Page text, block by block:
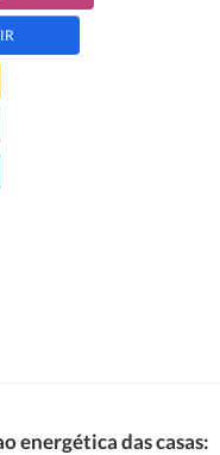
energética das casas: